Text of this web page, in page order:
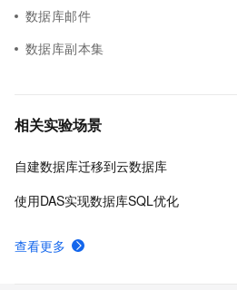
数据库邮件
数据库副本集
相关实验场景
自建数据库迁移到云数据库
使用DAS实现数据库SQL优化
查看更多